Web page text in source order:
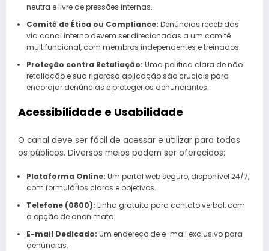
neutra e livre de pressões internas.
Comitê de Ética ou Compliance: Denúncias recebidas
via canal interno devem ser direcionadas a um comitê
multifuncional, com membros independentes e treinados.
Proteção contra Retaliação: Uma política clara de não
retaliação e sua rigorosa aplicação são cruciais para
encorajar denúncias e proteger os denunciantes.
Acessibilidade e Usabilidade
O canal deve ser fácil de acessar e utilizar para todos
os públicos. Diversos meios podem ser oferecidos:
Plataforma Online: Um portal web seguro, disponível 24/7,
com formulários claros e objetivos.
Telefone (0800): Linha gratuita para contato verbal, com
a opção de anonimato.
E-mail Dedicado: Um endereço de e-mail exclusivo para
denúncias.